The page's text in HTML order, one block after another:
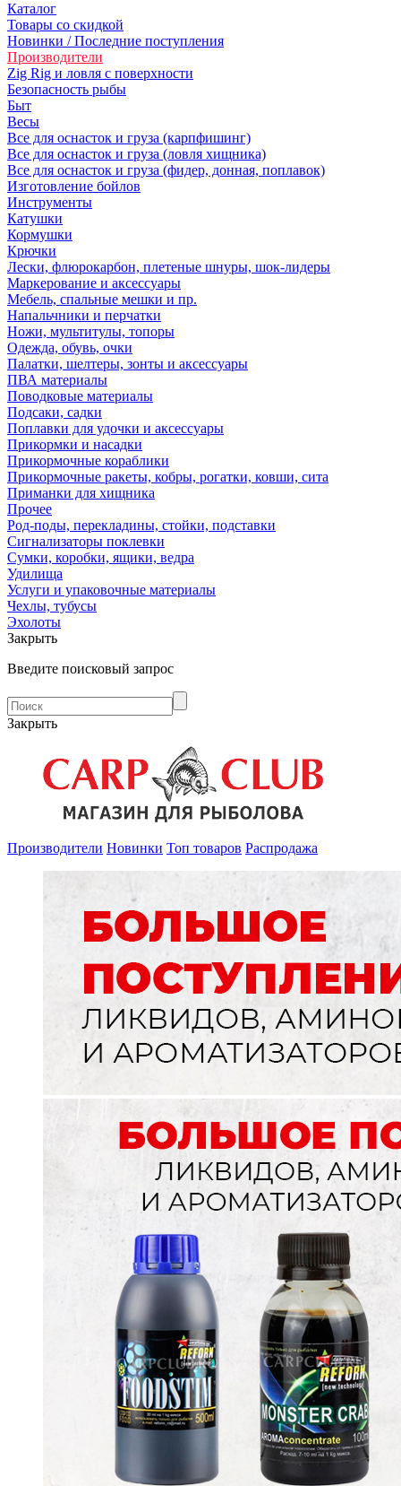
Каталог
Товары со скидкой
Новинки / Последние поступления
Производители
Zig Rig и ловля с поверхности
Безoпасность рыбы
Быт
Весы
Все для оснасток и груза (карпфишинг)
Все для оснасток и груза (ловля хищника)
Все для оснасток и груза (фидер, донная, поплавок)
Изготовление бойлов
Инструменты
Катушки
Кормушки
Крючки
Лески, флюрокарбон, плетеные шнуры, шок-лидеры
Маркерование и аксессуары
Мебель, спальные мешки и пр.
Напальчники и перчатки
Ножи, мультитулы, топоры
Одежда, обувь, очки
Палатки, шелтеры, зонты и аксессуары
ПВА материалы
Поводковые материалы
Подсаки, садки
Поплавки для удочки и аксессуары
Прикормки и насадки
Прикормочные кораблики
Прикормочные ракеты, кобры, рогатки, ковши, сита
Приманки для хищника
Прочее
Род-поды, перекладины, стойки, подставки
Сигнализаторы поклевки
Сумки, коробки, ящики, ведра
Удилища
Услуги и упаковочные материалы
Чехлы, тубусы
Эхолоты
Закрыть
Введите поисковый запрос
Закрыть
Производители Новинки Топ товаров Распродажа